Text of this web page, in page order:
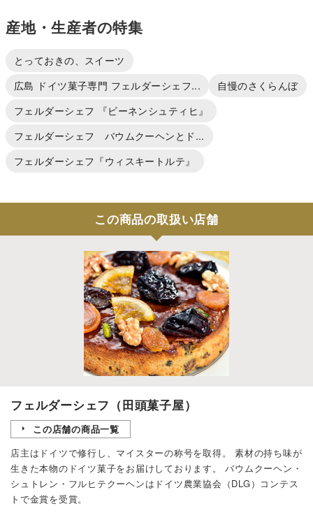
産地・生産者の特集
とっておきの、スイーツ
広島 ドイツ菓子専門 フェルダーシェフ...
自慢のさくらんぼ
フェルダーシェフ 『ビーネンシュティヒ』
フェルダーシェフ バウムクーヘンとド...
フェルダーシェフ『ウィスキートルテ』
この商品の取扱い店舗
フェルダーシェフ（田頭菓子屋）
この店舗の商品一覧
店主はドイツで修行し、マイスターの称号を取得。 素材の持ち味が
生きた本物のドイツ菓子をお届けしております。 バウムクーヘン・
シュトレン・フルヒテクーヘンはドイツ農業協会（DLG）コンテス
トで金賞を受賞。